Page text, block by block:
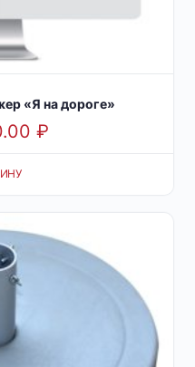
«Я на дороге»
₽